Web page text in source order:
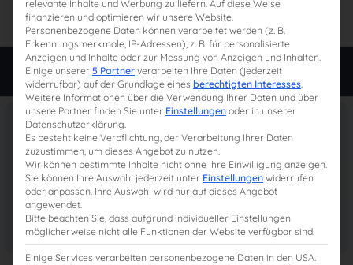
0,00 €
relevante Inhalte und Werbung zu liefern. Auf diese Weise
finanzieren und optimieren wir unsere Website.
Personenbezogene Daten können verarbeitet werden (z. B.
Erkennungsmerkmale, IP-Adressen), z. B. für personalisierte
Anzeigen und Inhalte oder zur Messung von Anzeigen und Inhalten.
Einige unserer 5 Partner verarbeiten Ihre Daten (jederzeit
widerrufbar) auf der Grundlage eines berechtigten Interesses.
Weitere Informationen über die Verwendung Ihrer Daten und über
unsere Partner finden Sie unter Einstellungen oder in unserer
Datenschutzerklärung.
Es besteht keine Verpflichtung, der Verarbeitung Ihrer Daten
zuzustimmen, um dieses Angebot zu nutzen.
Wir können bestimmte Inhalte nicht ohne Ihre Einwilligung anzeigen.
Sie können Ihre Auswahl jederzeit unter Einstellungen widerrufen
oder anpassen. Ihre Auswahl wird nur auf dieses Angebot
angewendet.
Bitte beachten Sie, dass aufgrund individueller Einstellungen
möglicherweise nicht alle Funktionen der Website verfügbar sind.
Einige Services verarbeiten personenbezogene Daten in den USA.